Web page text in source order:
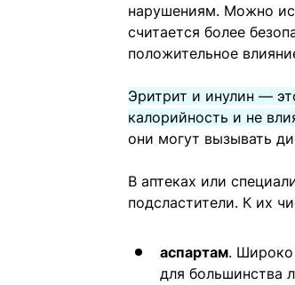
нарушениям. Можно
считается более
положительное
Эритрит и инулин —
калорийность и не
они могут вызывать
В аптеках или
подсластители. К их
аспартам. Широко
для большинства